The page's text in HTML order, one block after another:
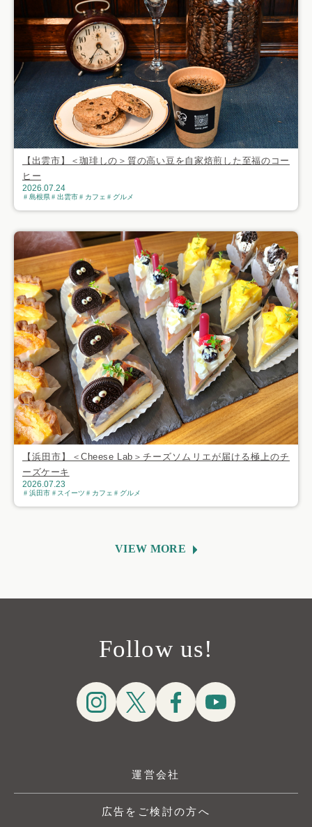
【出雲市】＜珈琲しの＞質の高い豆を自家焙煎した至福のコー
ヒー
2026.07.24
島根県 出雲市 カフェ グルメ
【浜田市】＜Cheese Lab＞チーズソムリエが届ける極上のチ
ーズケーキ
2026.07.23
浜田市 スイーツ カフェ グルメ
VIEW MORE
Follow us!
運営会社
広告をご検討の方へ